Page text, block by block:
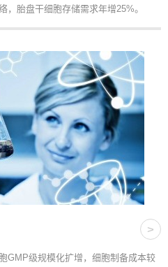
，胎盘干细胞存储需求年增25%。
>
GMP级规模化扩增，细胞制备成本较